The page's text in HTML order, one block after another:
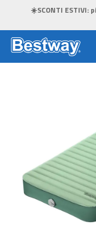
☀️SCONTI ESTIVI: